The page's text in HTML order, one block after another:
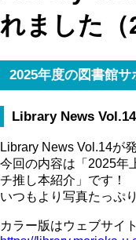
れました（
2025年度の図書館
Library News Vol.14
Library News Vol.14が
今回の内容は「2025年
チ推し本紹介」です！
いつもより写真たっぷ
カラー版はウェブサイ